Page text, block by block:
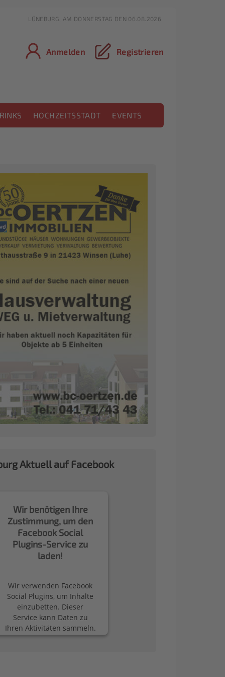
Anmelden Registrieren
HOCHZEITSSTADT EVENTS
LÜNEBURG, AM DONNERSTAG DEN 06.08.2026
Aktuell auf Facebook
Wir benötigen Ihre
Zustimmung, um den
Facebook Social
Plugins-Service zu
laden!
Wir verwenden Facebook
Social Plugins, um Inhalte
einzubetten. Dieser
Service kann Daten zu
Ihren Aktivitäten sammeln.
Bitte lesen Sie die Details